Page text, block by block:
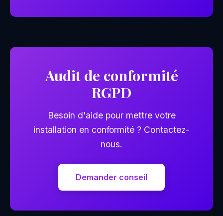
Audit de conformité
RGPD
Besoin d'aide pour mettre votre
installation en conformité ? Contactez-
nous.
Demander conseil